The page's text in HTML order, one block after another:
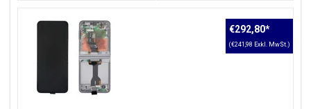
€292,80*
(€241,98 Exkl. MwSt.)